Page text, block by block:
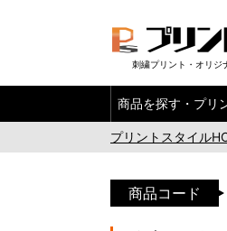
刺繍プリント・オリジ
商品を探す・ プリ
プリントスタイル
商品コード